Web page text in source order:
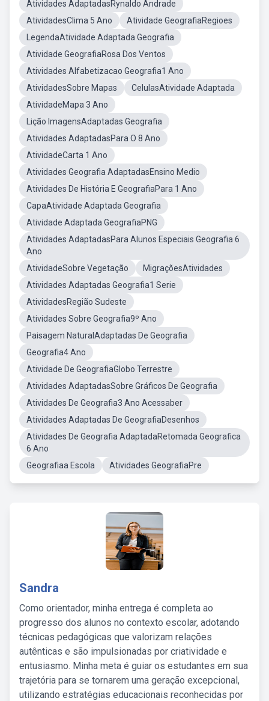
Atividades AdaptadasRynaldo Andrade
AtividadesClima 5 Ano
Atividade GeografiaRegioes
LegendaAtividade Adaptada Geografia
Atividade GeografiaRosa Dos Ventos
Atividades Alfabetizacao Geografia1 Ano
AtividadesSobre Mapas
CelulasAtividade Adaptada
AtividadeMapa 3 Ano
Lição ImagensAdaptadas Geografia
Atividades AdaptadasPara O 8 Ano
AtividadeCarta 1 Ano
Atividades Geografia AdaptadasEnsino Medio
Atividades De História E GeografiaPara 1 Ano
CapaAtividade Adaptada Geografia
Atividade Adaptada GeografiaPNG
Atividades AdaptadasPara Alunos Especiais Geografia 6
Ano
AtividadeSobre Vegetação
MigraçõesAtividades
Atividades Adaptadas Geografia1 Serie
AtividadesRegião Sudeste
Atividades Sobre Geografia9º Ano
Paisagem NaturalAdaptadas De Geografia
Geografia4 Ano
Atividade De GeografiaGlobo Terrestre
Atividades AdaptadasSobre Gráficos De Geografia
Atividades De Geografia3 Ano Acessaber
Atividades Adaptadas De GeografiaDesenhos
Atividades De Geografia AdaptadaRetomada Geografica
6 Ano
Geografiaa Escola
Atividades GeografiaPre
Sandra
Como orientador, minha entrega é completa ao
progresso dos alunos no contexto escolar, adotando
técnicas pedagógicas que valorizam relações
autênticas e são impulsionadas por criatividade e
entusiasmo. Minha meta é guiar os estudantes em sua
trajetória para se tornarem uma geração excepcional,
utilizando estratégias educacionais reconhecidas por